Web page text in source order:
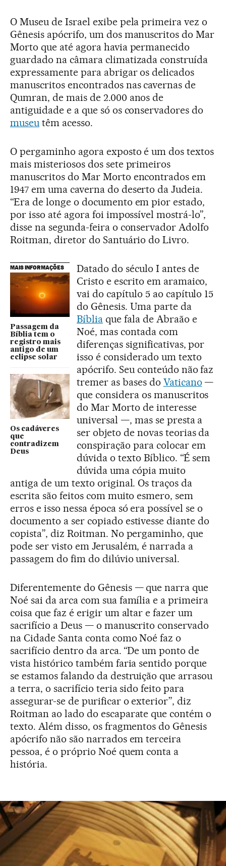
O Museu de Israel exibe pela primeira vez o
Gênesis apócrifo, um dos manuscritos do Mar
Morto que até agora havia permanecido
guardado na câmara climatizada construída
expressamente para abrigar os delicados
manuscritos encontrados nas cavernas de
Qumran, de mais de 2.000 anos de
antiguidade e a que só os conservadores do
museu têm acesso.
O pergaminho agora exposto é um dos textos
mais misteriosos dos sete primeiros
manuscritos do Mar Morto encontrados em
1947 em uma caverna do deserto da Judeia.
“Era de longe o documento em pior estado,
por isso até agora foi impossível mostrá-lo”,
disse na segunda-feira o conservador Adolfo
Roitman, diretor do Santuário do Livro.
MAIS INFORMAÇÕES
Passagem da
Bíblia tem o
registro mais
antigo de um
eclipse solar
Os cadáveres
que
contradizem
Deus
Datado do século I antes de
Cristo e escrito em aramaico,
vai do capítulo 5 ao capítulo 15
do Gênesis. Uma parte da
Bíbliaque fala de Abraão e
Noé, mas contada com
diferenças significativas, por
isso é considerado um texto
apócrifo. Seu conteúdo não faz
tremer as bases do Vaticano —
que considera os manuscritos
do Mar Morto de interesse
universal —, mas se presta a
ser objeto de novas teorias da
conspiração para colocar em
dúvida o texto Bíblico. “É sem
dúvida uma cópia muito
antiga de um texto original. Os traços da
escrita são feitos com muito esmero, sem
erros e isso nessa época só era possível se o
documento a ser copiado estivesse diante do
copista”, diz Roitman. No pergaminho, que
pode ser visto em Jerusalém, é narrada a
passagem do fim do dilúvio universal.
Diferentemente do Gênesis — que narra que
Noé sai da arca com sua família e a primeira
coisa que faz é erigir um altar e fazer um
sacrifício a Deus — o manuscrito conservado
na Cidade Santa conta como Noé faz o
sacrifício dentro da arca. “De um ponto de
vista histórico também faria sentido porque
se estamos falando da destruição que arrasou
a terra, o sacrifício teria sido feito para
assegurar-se de purificar o exterior”, diz
Roitman ao lado do escaparate que contém o
texto. Além disso, os fragmentos do Gênesis
apócrifo não são narrados em terceira
pessoa, é o próprio Noé quem conta a
história.